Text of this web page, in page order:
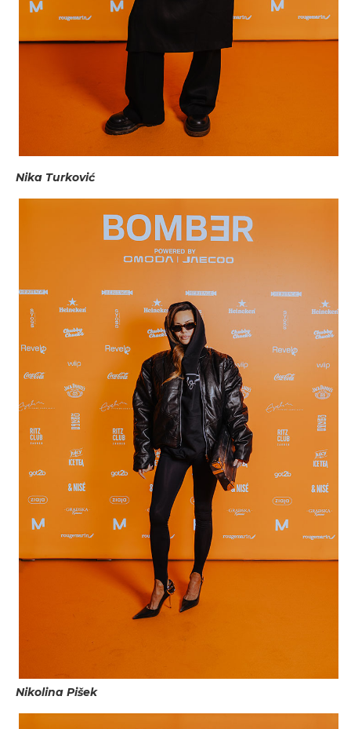
Nika Turković
Nikolina Pišek